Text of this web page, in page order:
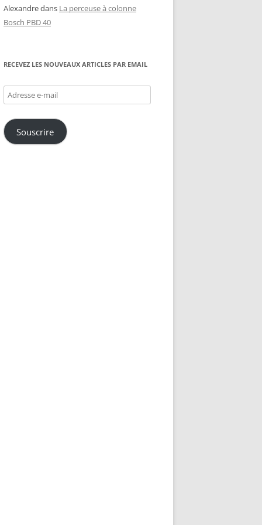
Alexandredans La perceuse à colonne
Bosch PBD 40
RECEVEZ LES NOUVEAUX ARTICLES PAR EMAIL
Adresse
e-
mail
Souscrire